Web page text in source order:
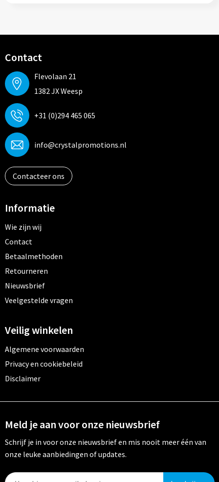
Contact
Flevolaan 21
1382 JX Weesp
+31 (0)294 465 065
info@crystalpromotions.nl
Contacteer ons
Informatie
Wie zijn wij
Contact
Betaalmethoden
Retourneren
Nieuwsbrief
Veelgestelde vragen
Veilig winkelen
Algemene voorwaarden
Privacy en cookiebeleid
Disclaimer
Meld je aan voor onze nieuwsbrief
Schrijf je in voor onze nieuwsbrief en mis nooit meer één van
onze leuke aanbiedingen of updates.